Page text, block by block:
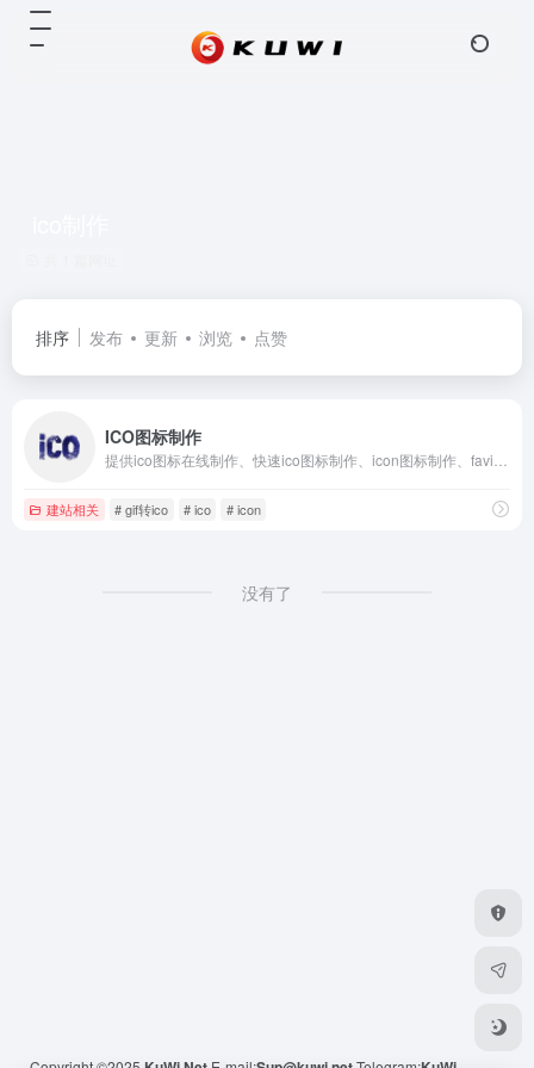
排序 发布 更新 浏览 点赞
ICO图标制作
建站相关 # gif转ico # ico # icon
没有了